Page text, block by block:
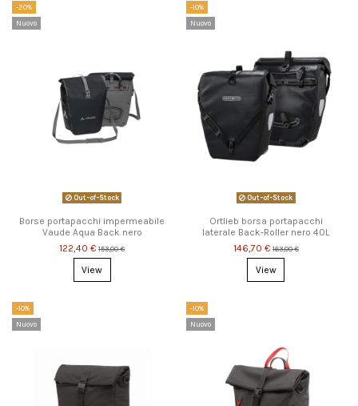
-20%
Nuovo
Out-of-Stock
Borse portapacchi impermeabile
Vaude Aqua Back nero
122,40 € 153,00 €
View
-10%
Nuovo
Out-of-Stock
Ortlieb borsa portapacchi
laterale Back-Roller nero 40L
146,70 € 163,00 €
View
-10%
Nuovo
-10%
Nuovo